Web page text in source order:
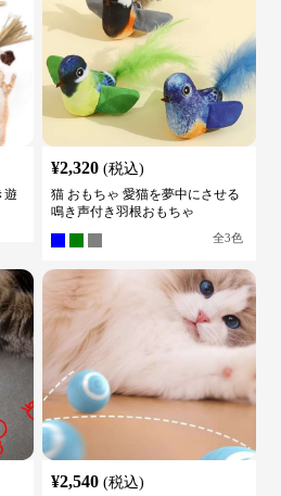
遊
¥2,320 (税込)
猫 おもちゃ 愛猫を夢中にさせる
鳴き声付き羽根おもちゃ
全3色
¥2,540 (税込)